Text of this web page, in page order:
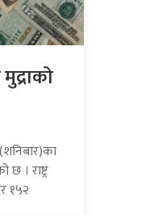
। राष्ट्र
१५२